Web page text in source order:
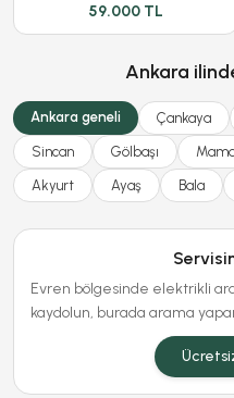
59.000 TL
Ankara
Ankara geneli Çankaya
Sincan Gölbaşı
Akyurt Ayaş Bala
Evren bölgesinde elektrikli
kaydolun, burada arama